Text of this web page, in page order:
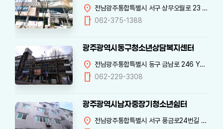
location_on 전남광주통합특별시 서구 상무오월로 23 서구청소년꿈누리센터 3
mobile 062-375-1388
광주광역시동구청소년상담복지센터
location_on 전남광주통합특별시 동구 금남로 246 YMCA 3
mobile 062-229-3308
광주광역시남자중장기청소년쉼터
location_on 전남광주통합특별시 서구 풍금로24번길 5-1 풍암빌 404